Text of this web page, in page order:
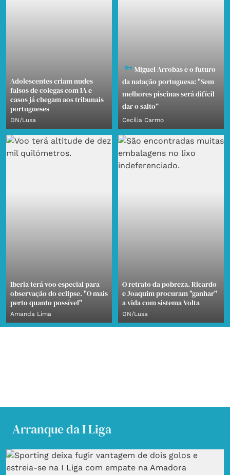
Adolescentes criam nudes
falsos de colegas com IA e
casos já chegam aos tribunais
portugueses
DN/Lusa
Miguel Arrobas e o futuro
da natação portuguesa: "Sem
melhores piscinas será difícil
dar o salto”
Cecília Carmo
Iberia terá voo especial para
observação do eclipse. "O mais
perto quanto possível"
Amanda Lima
O retrato da pobreza. Ricardo
e Joaquim procuram "ganhar"
a vida com sistema Volta
DN/Lusa
Arranque da I Liga